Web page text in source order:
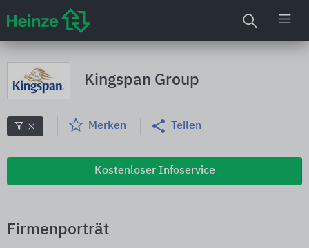
Kingspan Group
Merken Teilen
Kostenloser Infoservice
Firmenporträt